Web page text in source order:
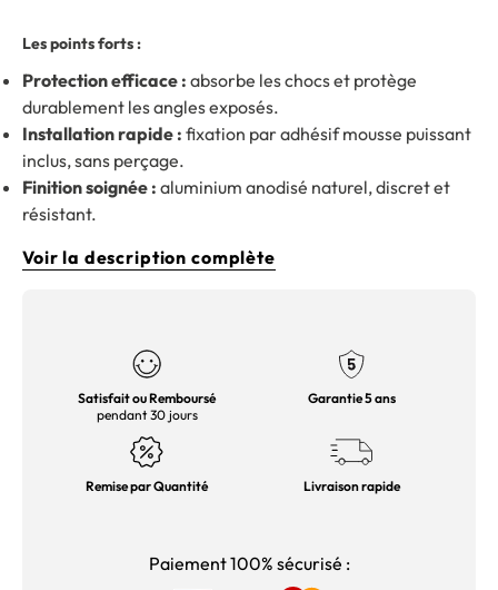
Les points forts :
Protection efficace : absorbe les chocs et protège
durablement les angles exposés.
Installation rapide : fixation par adhésif mousse puissant
inclus, sans perçage.
Finition soignée : aluminium anodisé naturel, discret et
résistant.
Voir la description complète
Satisfait ou Remboursé
pendant 30 jours
Garantie 5 ans
Remise par Quantité Livraison rapide
Paiement 100% sécurisé :